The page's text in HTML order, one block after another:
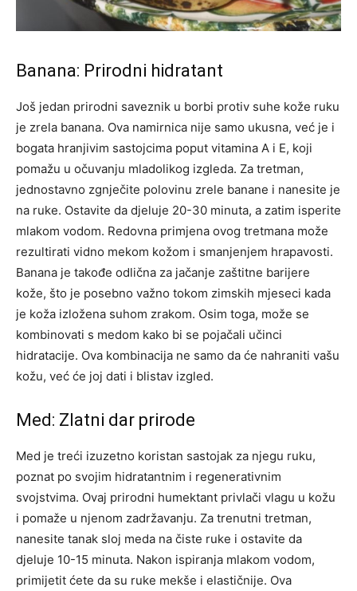
Banana: Prirodni hidratant
Još jedan prirodni saveznik u borbi protiv suhe kože ruku
je zrela banana. Ova namirnica nije samo ukusna, već je i
bogata hranjivim sastojcima poput vitamina A i E, koji
pomažu u očuvanju mladolikog izgleda. Za tretman,
jednostavno zgnječite polovinu zrele banane i nanesite je
na ruke. Ostavite da djeluje 20-30 minuta, a zatim isperite
mlakom vodom. Redovna primjena ovog tretmana može
rezultirati vidno mekom kožom i smanjenjem hrapavosti.
Banana je takođe odlična za jačanje zaštitne barijere
kože, što je posebno važno tokom zimskih mjeseci kada
je koža izložena suhom zrakom. Osim toga, može se
kombinovati s medom kako bi se pojačali učinci
hidratacije. Ova kombinacija ne samo da će nahraniti vašu
kožu, već će joj dati i blistav izgled.
Med: Zlatni dar prirode
Med je treći izuzetno koristan sastojak za njegu ruku,
poznat po svojim hidratantnim i regenerativnim
svojstvima. Ovaj prirodni humektant privlači vlagu u kožu
i pomaže u njenom zadržavanju. Za trenutni tretman,
nanesite tanak sloj meda na čiste ruke i ostavite da
djeluje 10-15 minuta. Nakon ispiranja mlakom vodom,
primijetit ćete da su ruke mekše i elastičnije. Ova